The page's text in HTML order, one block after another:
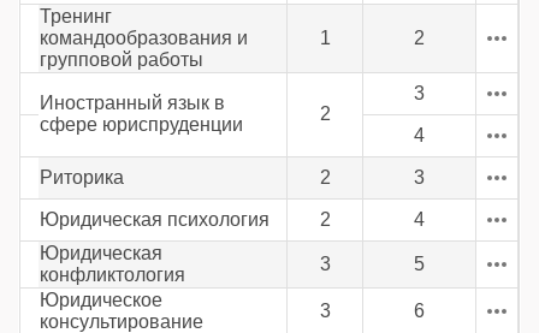
Тренинг
командообразования и
групповой работы
1 2
Иностранный язык в
сфере юриспруденции
2
3
4
Риторика 2 3
Юридическая психология 2
4
Юридическая
конфликтология
3
5
Юридическое
консультирование
3
6